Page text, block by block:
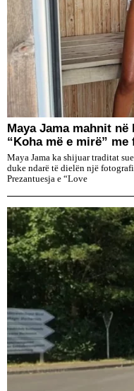
Maya Jama mahnit
“Koha më e mirë” me
Maya Jama ka shijuar traditat
duke ndarë të dielën një
Prezantuesja e “Love